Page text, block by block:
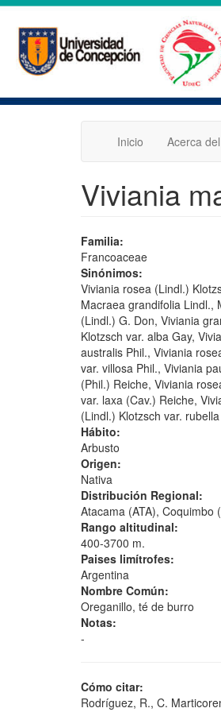
Pasar
contenido
principal
Inicio Acerca
Viviania
Familia:
Francoaceae
Sinónimos:
Viviania rosea (Lindl.)
Macraea grandifolia Lindl.,
(Lindl.) G. Don, Viviania
Klotzsch var. alba Gay,
australis Phil., Viviania
var. villosa Phil., Viviania
(Phil.) Reiche, Viviania
var. laxa (Cav.) Reiche,
(Lindl.) Klotzsch var.
Hábito:
Arbusto
Origen:
Nativa
Distribución Regional:
Atacama (ATA), Coquimbo
Rango altitudinal:
400-3700 m.
Paises limítrofes:
Argentina
Nombre Común:
Oreganillo, té de burro
Notas:
-
Cómo citar:
Rodríguez, R., C.